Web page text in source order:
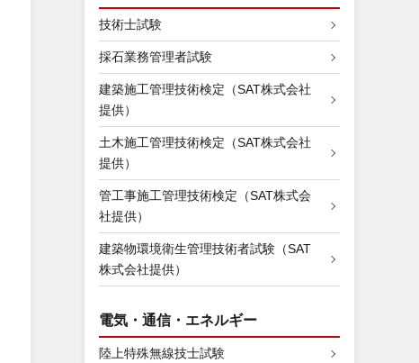
技術士試験
採石業務管理者試験
建築施工管理技術検定（SAT株式会社
提供）
土木施工管理技術検定（SAT株式会社
提供）
管工事施工管理技術検定（SAT株式会
社提供）
建築物環境衛生管理技術者試験（SAT
株式会社提供）
電気・通信・エネルギー
陸上特殊無線技士試験